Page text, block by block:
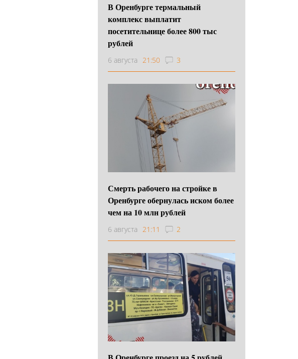
В Оренбурге термальный
комплекс выплатит
посетительнице более 800 тыс
рублей
6 августа 21:50 3
Смерть рабочего на стройке в
Оренбурге обернулась иском более
чем на 10 млн рублей
6 августа 21:11 2